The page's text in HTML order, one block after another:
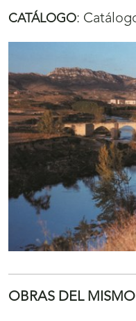
CATÁLOGO:
OBRAS DEL